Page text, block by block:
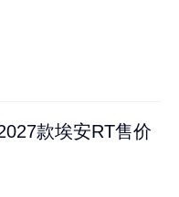
款埃安RT售价